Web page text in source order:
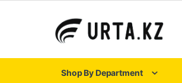
Shop By Department